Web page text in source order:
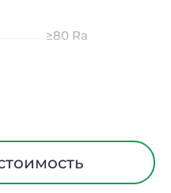
≥80 Ra
Опал